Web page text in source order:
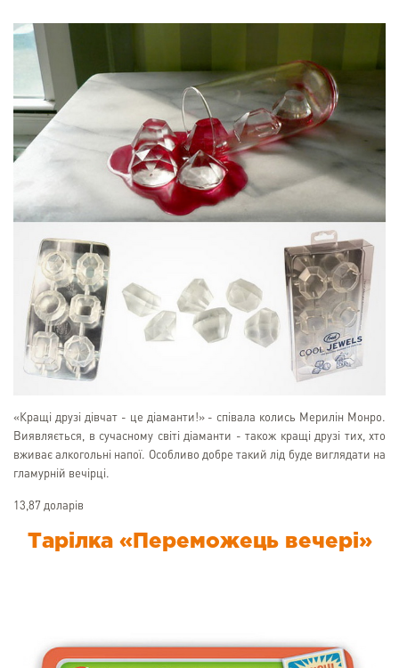
«Кращі друзі дівчат - це діаманти!» - співала колись Мерилін Монро.
Виявляється, в сучасному світі діаманти - також кращі друзі тих, хто
вживає алкогольні напої. Особливо добре такий лід буде виглядати на
гламурній вечірці.
13,87 доларів
Тарілка «Переможець вечері»